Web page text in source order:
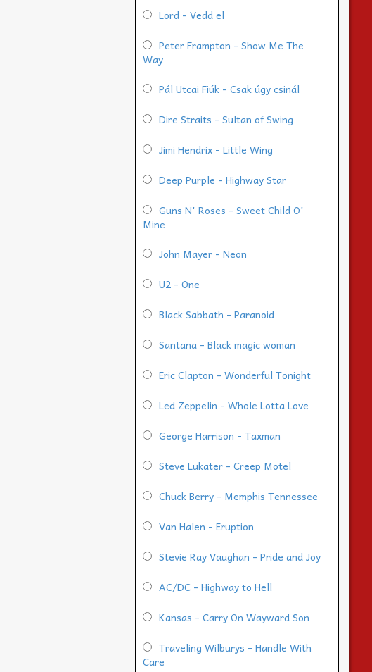
Lord - Vedd el
Peter Frampton - Show Me The
Way
Pál Utcai Fiúk - Csak úgy csinál
Dire Straits - Sultan of Swing
Jimi Hendrix - Little Wing
Deep Purple - Highway Star
Guns N' Roses - Sweet Child O'
Mine
John Mayer - Neon
U2 - One
Black Sabbath - Paranoid
Santana - Black magic woman
Eric Clapton - Wonderful Tonight
Led Zeppelin - Whole Lotta Love
George Harrison - Taxman
Steve Lukater - Creep Motel
Chuck Berry - Memphis Tennessee
Van Halen - Eruption
Stevie Ray Vaughan - Pride and Joy
AC/DC - Highway to Hell
Kansas - Carry On Wayward Son
Traveling Wilburys - Handle With
Care